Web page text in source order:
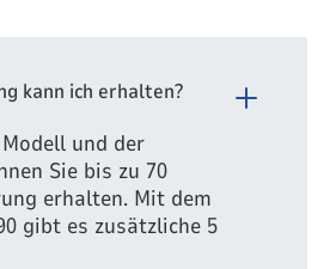
kann ich erhalten?
und der
Sie bis zu 70
erhalten. Mit dem
gibt es zusätzliche 5